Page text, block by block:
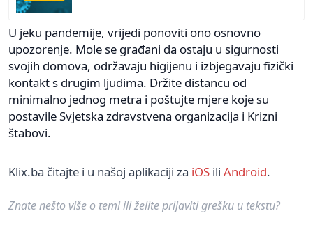
U jeku pandemije, vrijedi ponoviti ono osnovno
upozorenje. Mole se građani da ostaju u sigurnosti
svojih domova, održavaju higijenu i izbjegavaju fizički
kontakt s drugim ljudima. Držite distancu od
minimalno jednog metra i poštujte mjere koje su
postavile Svjetska zdravstvena organizacija i Krizni
štabovi.
Klix.ba čitajte i u našoj aplikaciji za iOS ili Android.
Znate nešto više o temi ili želite prijaviti grešku u tekstu?